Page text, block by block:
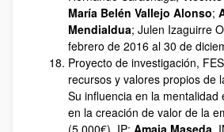
María Belén Vallejo Alonso;
Mendialdua; Julen Izaguirre
febrero de 2016 al 30 de
Proyecto de investigación,
recursos y valores propios de
Su influencia en la mentalidad
en la creación de valor de la
(5.000€). IP: Amaia Maseda,